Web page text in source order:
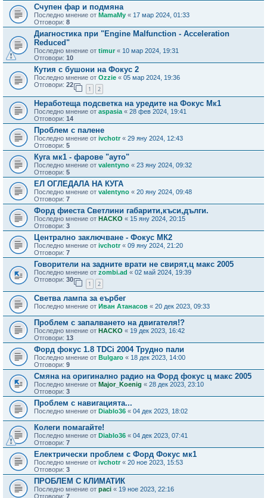
Счупен фар и подмяна
Последно мнение от MamaMy « 17 мар 2024, 01:33
Отговори: 8
Диагностика при "Engine Malfunction - Acceleration
Reduced"
Последно мнение от timur « 10 мар 2024, 19:31
Отговори: 10
Кутия с бушони на Фокус 2
Последно мнение от Ozzie « 05 мар 2024, 19:36
Отговори: 22
1 2
Неработеща подсветка на уредите на Фокус Мк1
Последно мнение от aspasia « 28 фев 2024, 19:41
Отговори: 14
Проблем с палене
Последно мнение от ivchotr« 29 яну 2024, 12:43
Отговори: 5
Куга мк1 - фарове "ауто"
Последно мнение от valentyno « 23 яну 2024, 09:32
Отговори: 5
ЕЛ ОГЛЕДАЛА НА КУГА
Последно мнение от valentyno « 20 яну 2024, 09:48
Отговори: 7
Форд фиеста Светлини габарити,къси,дълги.
Последно мнение от HACKO « 15 яну 2024, 20:15
Отговори: 3
Централно заключване - Фокус МК2
Последно мнение от ivchotr« 09 яну 2024, 21:20
Отговори: 7
Говорители на задните врати не свирят,ц макс 2005
Последно мнение от zombi.ad « 02 май 2024, 19:39
Отговори: 30
1 2
Светва лампа за еърбег
Последно мнение от Иван Атанасов « 20 дек 2023, 09:33
Проблем с запалването на двигателя!?
Последно мнение от HACKO « 19 дек 2023, 16:42
Отговори: 13
Форд фокус 1.8 TDCi 2004 Трудно пали
Последно мнение от Bulgaro « 18 дек 2023, 14:00
Отговори: 9
Смяна на оригинално радио на Форд фокус ц макс 2005
Последно мнение от Major_Koenig « 28 дек 2023, 23:10
Отговори: 3
Проблем с навигацията...
Последно мнение от Diablo36 « 04 дек 2023, 18:02
Колеги помагайте!
Последно мнение от Diablo36 « 04 дек 2023, 07:41
Отговори: 7
Електрически проблем с Форд Фокус мк1
Последно мнение от ivchotr« 20 ное 2023, 15:53
Отговори: 3
ПРОБЛЕМ С КЛИМАТИК
Последно мнение от paci « 19 ное 2023, 22:16
Отговори: 7